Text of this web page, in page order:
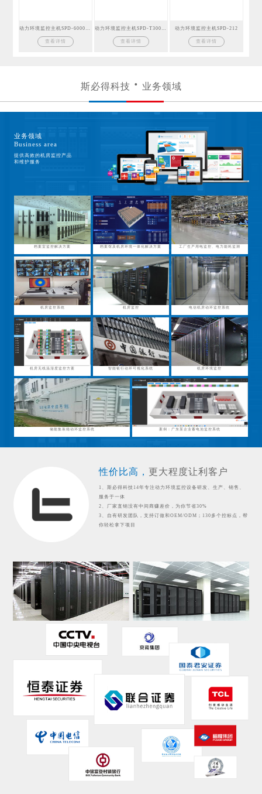
查看详情 查看详情
动力环境监控主机SPD-212
查看详情
斯必得科技 业务领域
业务领域
Business area
提供高效的机房监控产品
和维护服务
档案室监控解决方案 档案馆及机房环境一体化解决方案 工厂生产用电监控、电力能耗监测
机房监控系统 机房监控 电信机房动环监控系统
机房无线温湿度监控方案 智能银行动环可视化系统 机房环境监控
储能集装箱动环监控系统 案例：广东某企业蓄电池监控系统
性价比高， 更大程度让利客户
1、斯必得科技14年专注动力环境监控设备研发、生产、销售、
服务于一体
2、厂家直销没有中间商赚差价，为你节省30%
3、自有研发团队，支持订做和OEM/ODM；130多个控标点，帮
你轻松拿下项目